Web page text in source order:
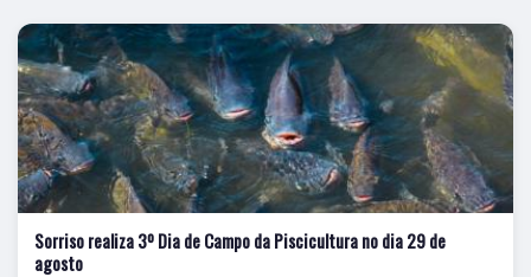
Sorriso realiza 3º Dia de Campo da Piscicultura no dia 29 de
agosto